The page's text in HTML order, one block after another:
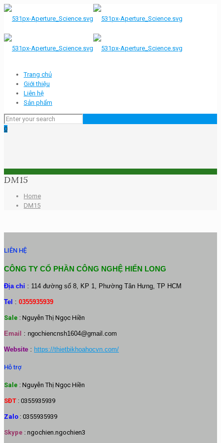
Trang chủ
Giới thiệu
Liên hệ
Sản phẩm
0
DM15
Home
DM15
LIÊN HỆ
CÔNG TY CỔ PHẦN CÔNG NGHỆ HIỂN LONG
Địa chỉ : 114 đường số 8, KP 1, Phường Tân Hưng, TP HCM
Tel : 0355935939
Sale : Nguyễn Thị Ngọc Hiền
Email : ngochiencnsh1604@gmail.com
Website : https://thietbikhoahocvn.com/
Hỗ trợ
Sale : Nguyễn Thị Ngọc Hiền
SĐT : 0355935939
Zalo : 0355935939
Skype : ngochien.ngochien3